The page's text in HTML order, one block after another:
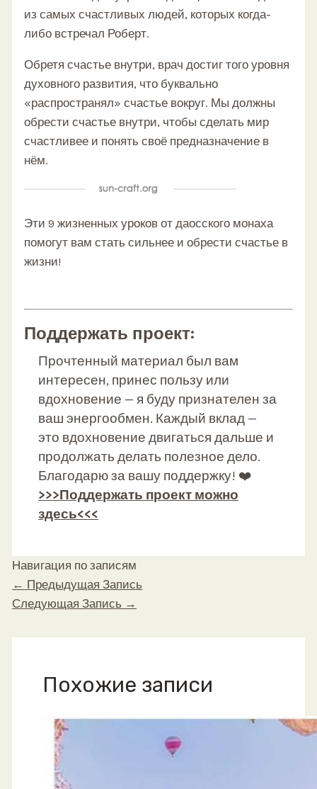
из самых счастливых людей, которых когда-
либо встречал Роберт.
Обретя счастье внутри, врач достиг того уровня
духовного развития, что буквально
«распространял» счастье вокруг. Мы должны
обрести счастье внутри, чтобы сделать мир
счастливее и понять своё предназначение в
нём.
Эти 9 жизненных уроков от даосского монаха
помогут вам стать сильнее и обрести счастье в
жизни!
Поддержать проект:
Прочтенный материал был вам
интересен, принес пользу или
вдохновение — я буду признателен за
ваш энергообмен. Каждый вклад —
это вдохновение двигаться дальше и
продолжать делать полезное дело.
Благодарю за вашу поддержку! ❤️
>>>Поддержать проект можно
здесь<<<
Навигация по записям
← Предыдущая Запись
Следующая Запись →
Похожие записи